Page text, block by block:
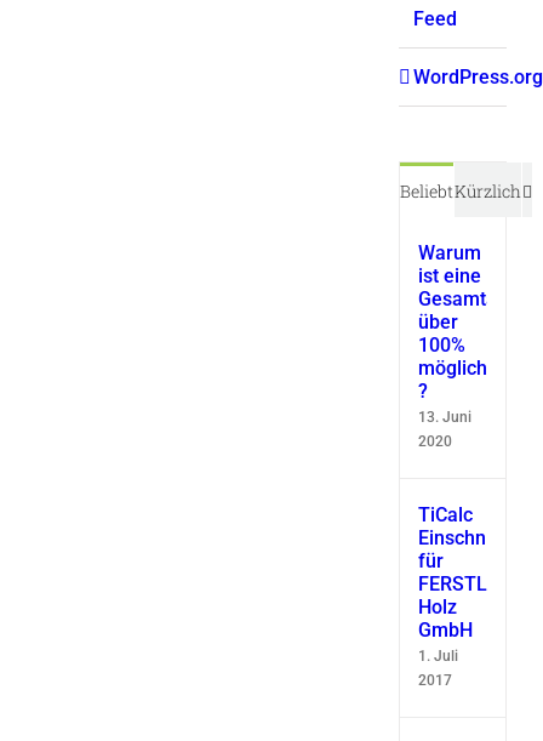
Feed
WordPress.org
BeliebtKürzlich
Warum
ist eine
über
100%
möglich
?
13. Juni
2020
TiCalc
für
FERSTL
Holz
GmbH
1. Juli
2017